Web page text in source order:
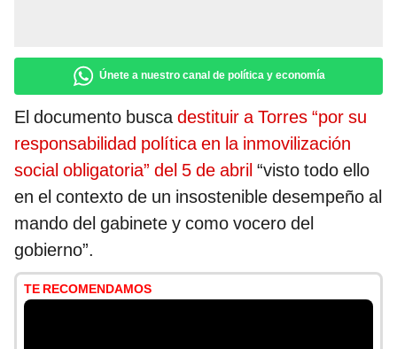
Únete a nuestro canal de política y economía
El documento buscadestituir a Torres “por su
responsabilidad política en la inmovilización
social obligatoria” del 5 de abril “visto todo ello
en el contexto de un insostenible desempeño al
mando del gabinete y como vocero del
gobierno”.
TE RECOMENDAMOS